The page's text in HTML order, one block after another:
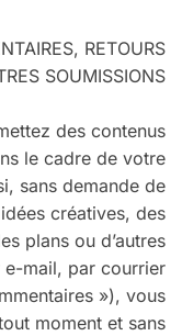
RETOURS
SOUMISSIONS
des contenus
le cadre de votre
sans demande de
créatives, des
plans ou d’autres
e-mail, par courrier
»), vous
moment et sans